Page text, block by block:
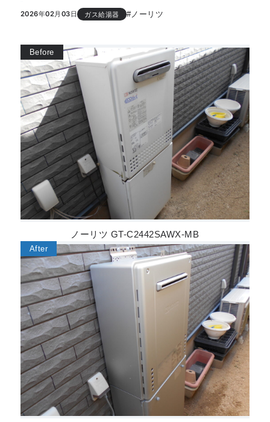
2026年02月03日 ガス給湯器 #ノーリツ
ノーリツ GT-C2442SAWX-MB